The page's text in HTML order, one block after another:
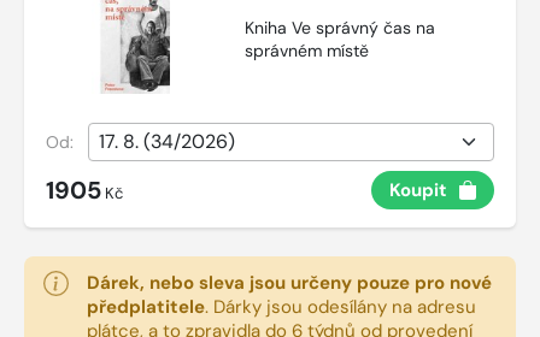
Kniha Ve správný čas na
správném místě
Od:
1905 Kč Koupit
Dárek, nebo sleva jsou určeny pouze pro nové
předplatitele. Dárky jsou odesílány na adresu
plátce, a to zpravidla do 6 týdnů od provedení